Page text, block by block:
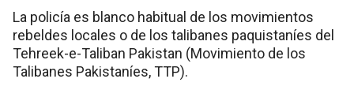
La policía es blanco habitual de los movimientos
rebeldes locales o de los talibanes paquistaníes del
Tehreek-e-Taliban Pakistan (Movimiento de los
Talibanes Pakistaníes, TTP).